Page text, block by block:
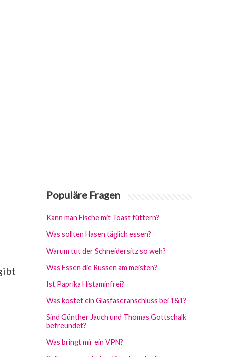
Populäre Fragen
Kann man Fische mit Toast füttern?
Was sollten Hasen täglich essen?
Warum tut der Schneidersitz so weh?
Was Essen die Russen am meisten?
Ist Paprika Histaminfrei?
Was kostet ein Glasfaseranschluss bei 1&1?
Sind Günther Jauch und Thomas Gottschalk
befreundet?
Was bringt mir ein VPN?